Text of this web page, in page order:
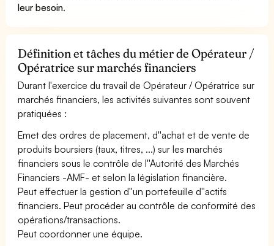
leur besoin.
Définition et tâches du métier de Opérateur /
Opératrice sur marchés financiers
Durant l'exercice du travail de Opérateur / Opératrice sur
marchés financiers, les activités suivantes sont souvent
pratiquées :
Emet des ordres de placement, d''achat et de vente de
produits boursiers (taux, titres, ...) sur les marchés
financiers sous le contrôle de l''Autorité des Marchés
Financiers -AMF- et selon la législation financière.
Peut effectuer la gestion d''un portefeuille d''actifs
financiers. Peut procéder au contrôle de conformité des
opérations/transactions.
Peut coordonner une équipe.